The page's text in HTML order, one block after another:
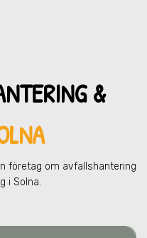
&
företag om avfallshantering
i Solna.